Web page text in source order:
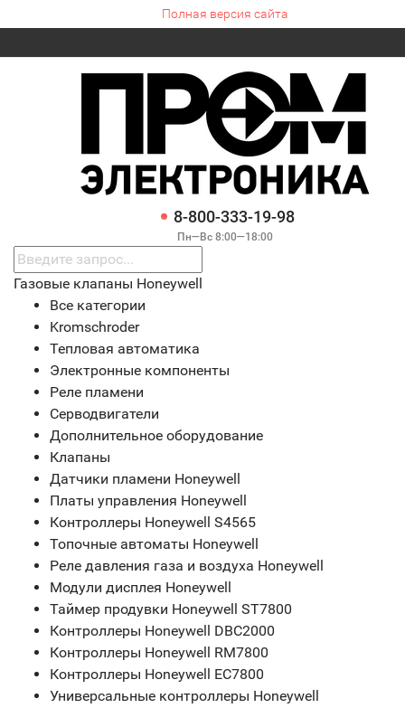
Полная версия сайта
8-800-333-19-98
Пн—Вс 8:00—18:00
Газовые клапаны Honeywell
Все категории
Kromschroder
Тепловая автоматика
Электронные компоненты
Реле пламени
Серводвигатели
Дополнительное оборудование
Клапаны
Датчики пламени Honeywell
Платы управления Honeywell
Контроллеры Honeywell S4565
Топочные автоматы Honeywell
Реле давления газа и воздуха Honeywell
Модули дисплея Honeywell
Таймер продувки Honeywell ST7800
Контроллеры Honeywell DBC2000
Контроллеры Honeywell RM7800
Контроллеры Honeywell EC7800
Универсальные контроллеры Honeywell